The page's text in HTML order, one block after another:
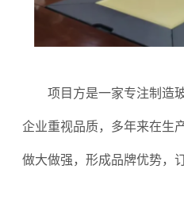
项目方是一家专注制造玻
企业重视品质，多年来在生
做大做强，形成品牌优势，